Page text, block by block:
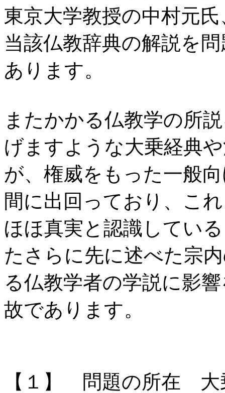
東京大学教授の中村元
当該仏教辞典の解説を
あります。
またかかる仏教学の所
げますような大乗経典
が、権威をもった一般
間に出回っており、こ
ほほ真実と認識してい
たさらに先に述べた宗
る仏教学者の学説に影
故であります。
【１】 問題の所在 大